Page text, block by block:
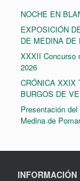
NOCHE EN
EXPOSICIÓN
DE MEDINA DE
XXXII Concurso
2026
CRÓNICA XXIX
BURGOS DE
Presentación
Medina de
INFORMACIÓN